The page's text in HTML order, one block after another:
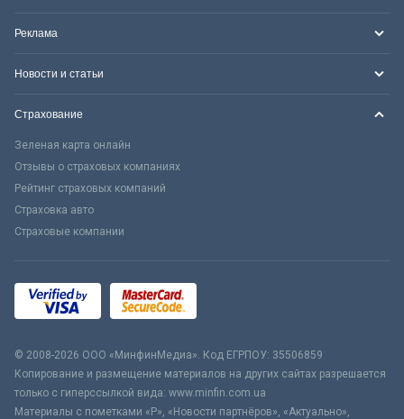
Реклама
Новости и статьи
Страхование
Зеленая карта онлайн
Отзывы о страховых компаниях
Рейтинг страховых компаний
Страховка авто
Страховые компании
© 2008-2026 ООО «МинфинМедиа». Код ЕГРПОУ: 35506859
Копирование и размещение материалов на других сайтах разрешается
только с гиперссылкой вида: www.minfin.com.ua
Материалы с пометками «Р», «Новости партнёров», «Актуально»,